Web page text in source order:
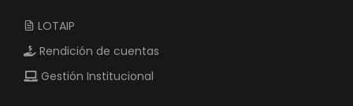
LOTAIP
Rendición de cuentas
Gestión Institucional